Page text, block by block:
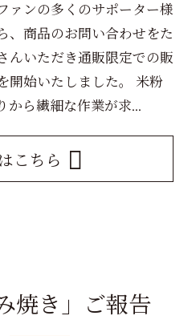
ァンの多くのサポーター様
、商品のお問い合わせをた
んいただき通販限定での販
開始いたしました。 米粉
から繊細な作業が求...
こちら
焼き」ご報告